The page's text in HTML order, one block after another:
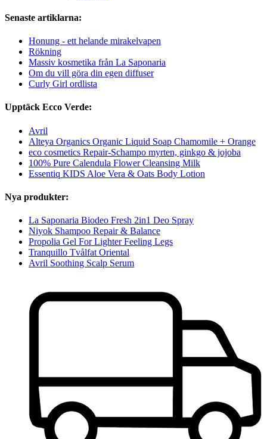
Senaste artiklarna:
Honung - ett helande mirakelvapen
Rökning
Massiv kosmetika från La Saponaria
Om du vill göra din egen diffuser
Curly Girl ordlista
Upptäck Ecco Verde:
Avril
Alteya Organics Organic Liquid Soap Chamomile + Orange
eco cosmetics Repair-Schampo myrten, ginkgo & jojoba
100% Pure Calendula Flower Cleansing Milk
Essentiq KIDS Aloe Vera & Oats Body Lotion
Nya produkter:
La Saponaria Biodeo Fresh 2in1 Deo Spray
Niyok Shampoo Repair & Balance
Propolia Gel For Lighter Feeling Legs
Tranquillo Tvålfat Oriental
Avril Soothing Scalp Serum